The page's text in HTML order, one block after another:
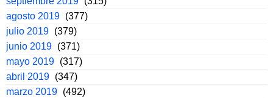
agosto 2019 (377)
julio 2019 (379)
junio 2019 (371)
mayo 2019 (317)
abril 2019 (347)
marzo 2019 (492)